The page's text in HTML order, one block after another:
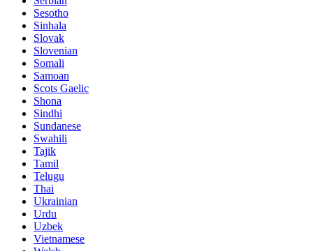
Sesotho
Sinhala
Slovak
Slovenian
Somali
Samoan
Scots Gaelic
Shona
Sindhi
Sundanese
Swahili
Tajik
Tamil
Telugu
Thai
Ukrainian
Urdu
Uzbek
Vietnamese